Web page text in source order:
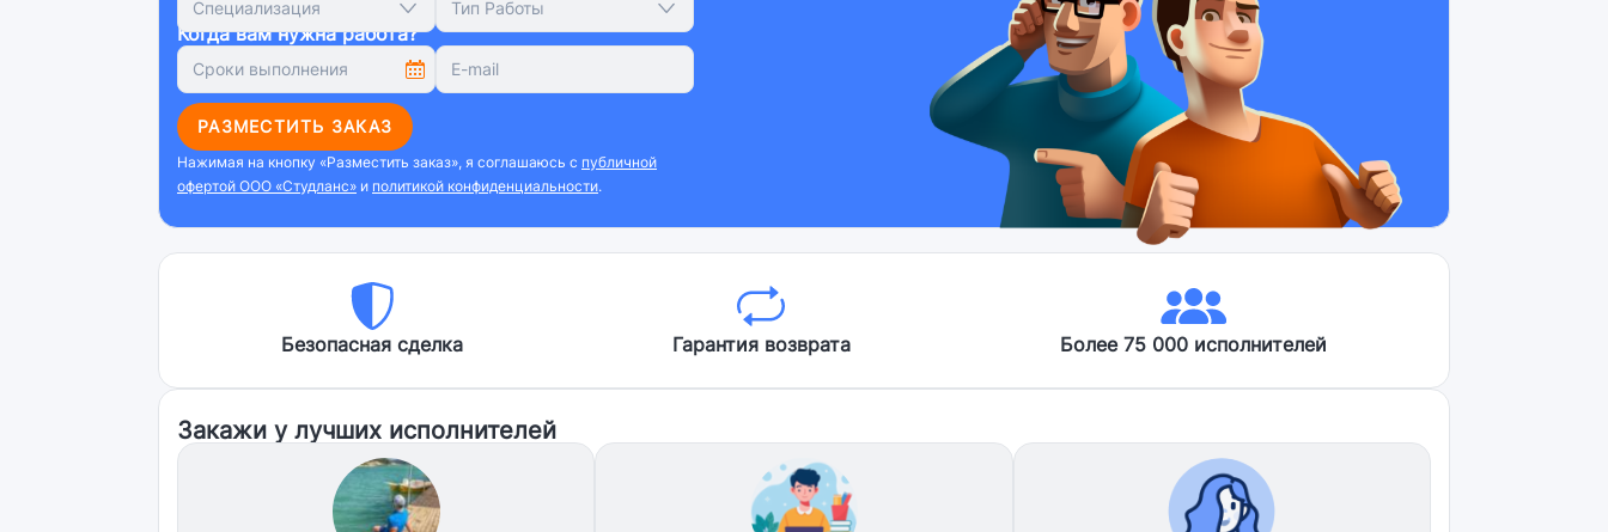
Специализация Тип Работы
Когда вам нужна работа?
РАЗМЕСТИТЬ ЗАКАЗ
Нажимая на кнопку «Разместить заказ», я соглашаюсь с публичной
офертой ООО «Студланс» и политикой конфиденциальности.
Безопасная сделка Гарантия возврата Более 75 000 исполнителей
Закажи у лучших исполнителей